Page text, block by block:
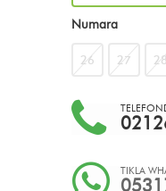
Numara
26 27 28
TIKLA